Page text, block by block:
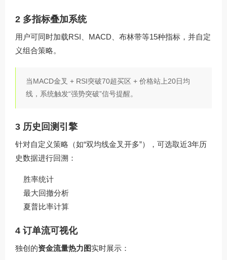
2 多指标叠加系统
用户可同时加载RSI、MACD、布林带等15种指标，并自定
义组合策略。
当MACD金叉 + RSI突破70超买区 + 价格站上20日均
线，系统触发“强势突破”信号提醒。
3 历史回测引擎
针对自定义策略（如“双均线金叉开多”），可选取近3年历
史数据进行回溯：
胜率统计
最大回撤分析
夏普比率计算
4 订单流可视化
独创的资金流量热力图实时展示：